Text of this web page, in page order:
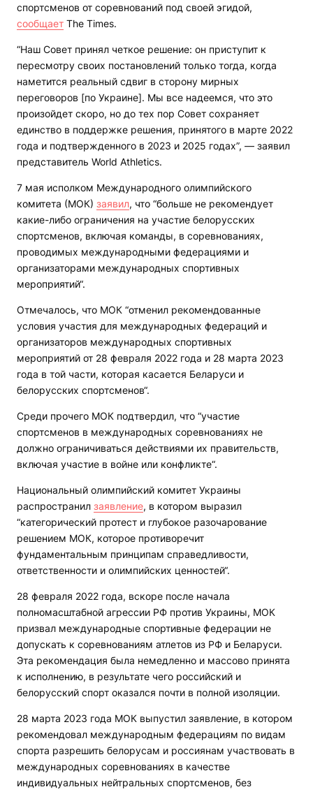
спортсменов от соревнований под своей эгидой,
сообщает The Times.
“Наш Совет принял четкое решение: он приступит к
пересмотру своих постановлений только тогда, когда
наметится реальный сдвиг в сторону мирных
переговоров [по Украине]. Мы все надеемся, что это
произойдет скоро, но до тех пор Совет сохраняет
единство в поддержке решения, принятого в марте 2022
года и подтвержденного в 2023 и 2025 годах”, — заявил
представитель World Athletics.
7 мая исполком Международного олимпийского
комитета (МОК) заявил, что “больше не рекомендует
какие-либо ограничения на участие белорусских
спортсменов, включая команды, в соревнованиях,
проводимых международными федерациями и
организаторами международных спортивных
мероприятий“.
Отмечалось, что МОК “отменил рекомендованные
условия участия для международных федераций и
организаторов международных спортивных
мероприятий от 28 февраля 2022 года и 28 марта 2023
года в той части, которая касается Беларуси и
белорусских спортсменов“.
Среди прочего МОК подтвердил, что “участие
спортсменов в международных соревнованиях не
должно ограничиваться действиями их правительств,
включая участие в войне или конфликте“.
Национальный олимпийский комитет Украины
распространил заявление, в котором выразил
“категорический протест и глубокое разочарование
решением МОК, которое противоречит
фундаментальным принципам справедливости,
ответственности и олимпийских ценностей“.
28 февраля 2022 года, вскоре после начала
полномасштабной агрессии РФ против Украины, МОК
призвал международные спортивные федерации не
допускать к соревнованиям атлетов из РФ и Беларуси.
Эта рекомендация была немедленно и массово принята
к исполнению, в результате чего российский и
белорусский спорт оказался почти в полной изоляции.
28 марта 2023 года МОК выпустил заявление, в котором
рекомендовал международным федерациям по видам
спорта разрешить белорусам и россиянам участвовать в
международных соревнованиях в качестве
индивидуальных нейтральных спортсменов, без